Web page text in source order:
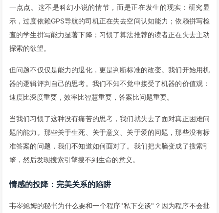
一点点。这不是科幻小说的情节，而是正在发生的现实：研究显
示，过度依赖GPS导航的司机正在失去空间认知能力；依赖拼写检
查的学生拼写能力显著下降；习惯了算法推荐的读者正在失去主动
探索的欲望。
但问题不仅仅是能力的退化，更是判断标准的改变。我们开始用机
器的逻辑评判自己的思考。我们不知不觉中接受了机器的价值观：
速度比深度重要，效率比智慧重要，答案比问题重要。
当我们习惯了这种没有痛苦的思考，我们就失去了面对真正困难问
题的能力。那些关于生死、关于意义、关于爱的问题，那些没有标
准答案的问题，我们不知道如何面对了。我们把大脑变成了搜索引
擎，然后发现搜索引擎搜不到生命的意义。
情感的投降：完美关系的陷阱
韦岑鲍姆的秘书为什么要和一个程序"私下交谈"？因为程序不会批